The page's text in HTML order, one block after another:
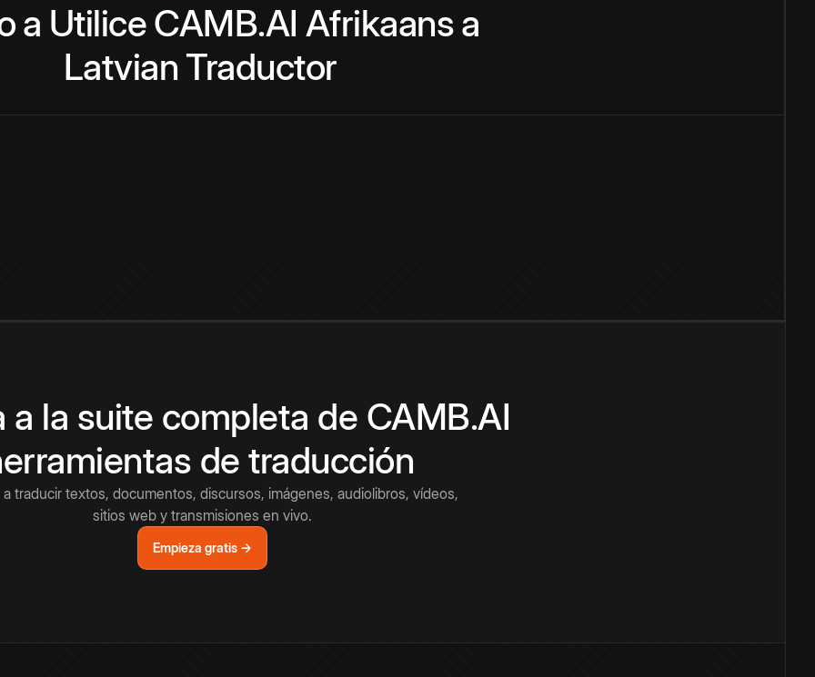
a UtiliceCAMB.AI Afrikaansa
Latvian Traductor
a la suite completa de CAMB.AI
de traducción
a traducir textos, documentos, discursos, imágenes, audiolibros, vídeos,
sitios web y transmisiones en vivo.
Empieza gratis →